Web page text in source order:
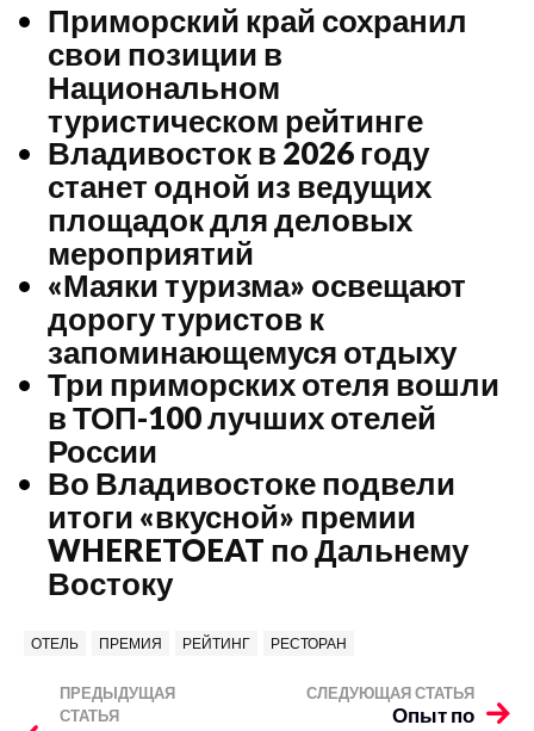
Приморский край сохранил
свои позиции в
Национальном
туристическом рейтинге
Владивосток в 2026 году
станет одной из ведущих
площадок для деловых
мероприятий
«Маяки туризма» освещают
дорогу туристов к
запоминающемуся отдыху
Три приморских отеля вошли
в ТОП-100 лучших отелей
России
Во Владивостоке подвели
итоги «вкусной» премии
WHERETOEAT по Дальнему
Востоку
ОТЕЛЬ ПРЕМИЯ РЕЙТИНГ РЕСТОРАН
ПРЕДЫДУЩАЯ
СТАТЬЯ
СЛЕДУЮЩАЯ СТАТЬЯ
Опыт по